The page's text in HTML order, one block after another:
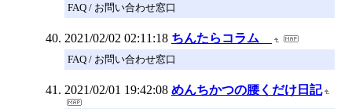
FAQ / お問い合わせ窓口
2021/02/02 02:11:18 ちんたらコラム
FAQ / お問い合わせ窓口
2021/02/01 19:42:08 めんちかつの腰くだけ日記